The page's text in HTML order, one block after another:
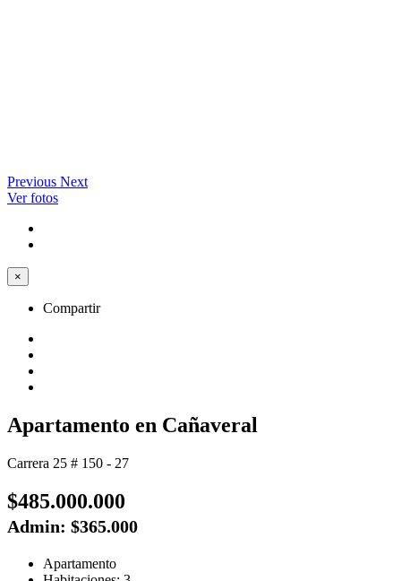
Previous Next
Ver fotos
×
Compartir
Apartamento en Cañaveral
Carrera 25 # 150 - 27
$485.000.000
Admin: $365.000
Apartamento